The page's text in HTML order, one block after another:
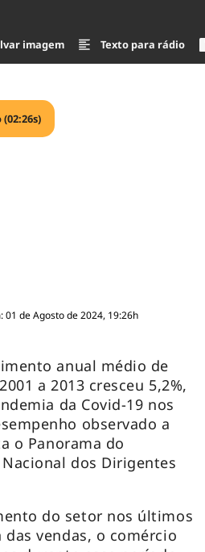
imagem Texto para rádio
de Agosto de 2024, 19:26h
anual médio de
a 2013 cresceu 5,2%,
da Covid-19 nos
observado a
o Panorama do
dos Dirigentes
do setor nos últimos
vendas, o comércio